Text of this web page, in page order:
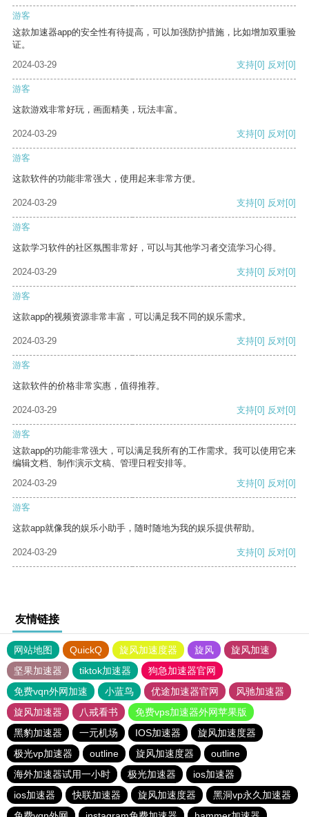
游客
这款加速器app的安全性有待提高，可以加强防护措施，比如增加双重验
证。
2024-03-29
支持[0] 反对[0]
游客
这款游戏非常好玩，画面精美，玩法丰富。
2024-03-29 支持[0] 反对[0]
游客
这款软件的功能非常强大，使用起来非常方便。
2024-03-29 支持[0] 反对[0]
游客
这款学习软件的社区氛围非常好，可以与其他学习者交流学习心得。
2024-03-29 支持[0] 反对[0]
游客
这款app的视频资源非常丰富，可以满足我不同的娱乐需求。
2024-03-29 支持[0] 反对[0]
游客
这款软件的价格非常实惠，值得推荐。
2024-03-29 支持[0] 反对[0]
游客
这款app的功能非常强大，可以满足我所有的工作需求。我可以使用它来
编辑文档、制作演示文稿、管理日程安排等。
2024-03-29
支持[0] 反对[0]
游客
这款app就像我的娱乐小助手，随时随地为我的娱乐提供帮助。
2024-03-29 支持[0] 反对[0]
友情链接
网站地图 QuickQ 旋风加速度器 旋风
旋风加速
坚果加速器
tiktok加速器
狗急加速器官网
免费vqn外网加速
小蓝鸟 优途加速器官网
风驰加速器
旋风加速器
八戒看书
免费vps加速器外网苹果版
黑豹加速器
一元机场 IOS加速器
旋风加速度器
极光vp加速器
outline 旋风加速度器
outline
海外加速器试用一小时
极光加速器
ios加速器
ios加速器
快联加速器 旋风加速度器
黑洞vp永久加速器